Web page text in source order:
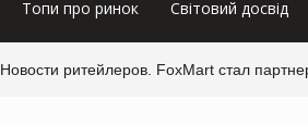
Топи про ринок Світовий досвід
Новости ритейлеров. FoxMart стал